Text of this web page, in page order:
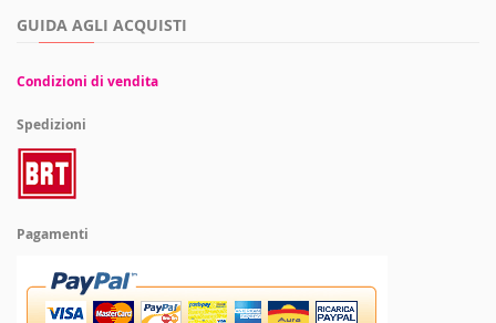
GUIDA AGLI ACQUISTI
Condizioni di vendita
Spedizioni
Pagamenti